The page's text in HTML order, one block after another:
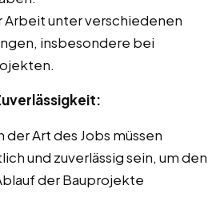
Arbeit unter verschiedenen
insbesondere bei
der Art des Jobs müssen
und zuverlässig sein, um den
der Bauprojekte